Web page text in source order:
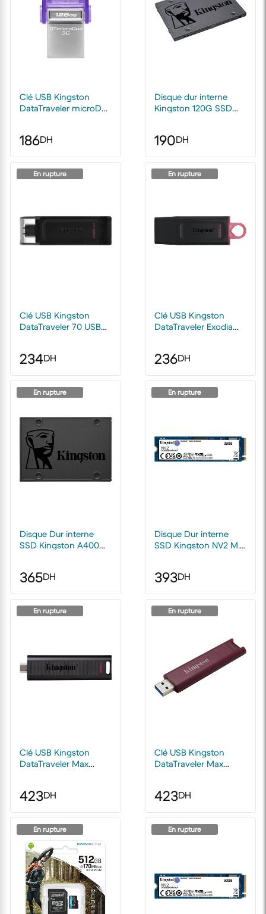
Clé USB Kingston
DataTraveler microDuo
186DH
Disque dur interne
Kingston 120G SSD
190DH
En rupture
Clé USB Kingston
DataTraveler 70 USB
234DH
En rupture
Clé USB Kingston
DataTraveler Exodia
236DH
En rupture
Disque Dur interne
SSD Kingston A400
365DH
En rupture
Disque Dur interne
SSD Kingston NV2 M.2
393DH
En rupture
Clé USB Kingston
DataTraveler Max
423DH
En rupture
Clé USB Kingston
DataTraveler Max
423DH
En rupture En rupture